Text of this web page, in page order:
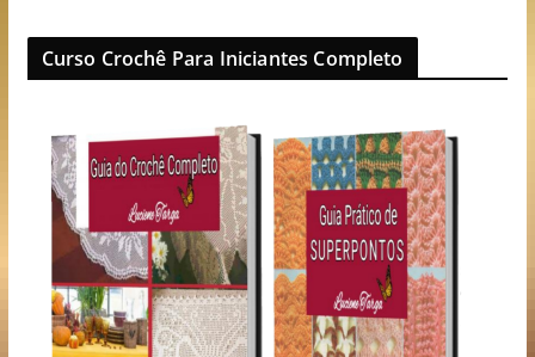
Curso Crochê Para Iniciantes Completo